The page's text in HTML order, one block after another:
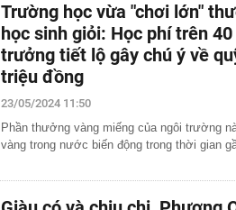
Trường học vừa "chơi lớn"
học sinh giỏi: Học phí trên
trưởng tiết lộ gây chú ý về
triệu đồng
23/05/2024 11:50
Phần thưởng vàng miếng của ngôi trường
vàng trong nước biến động trong thời gian